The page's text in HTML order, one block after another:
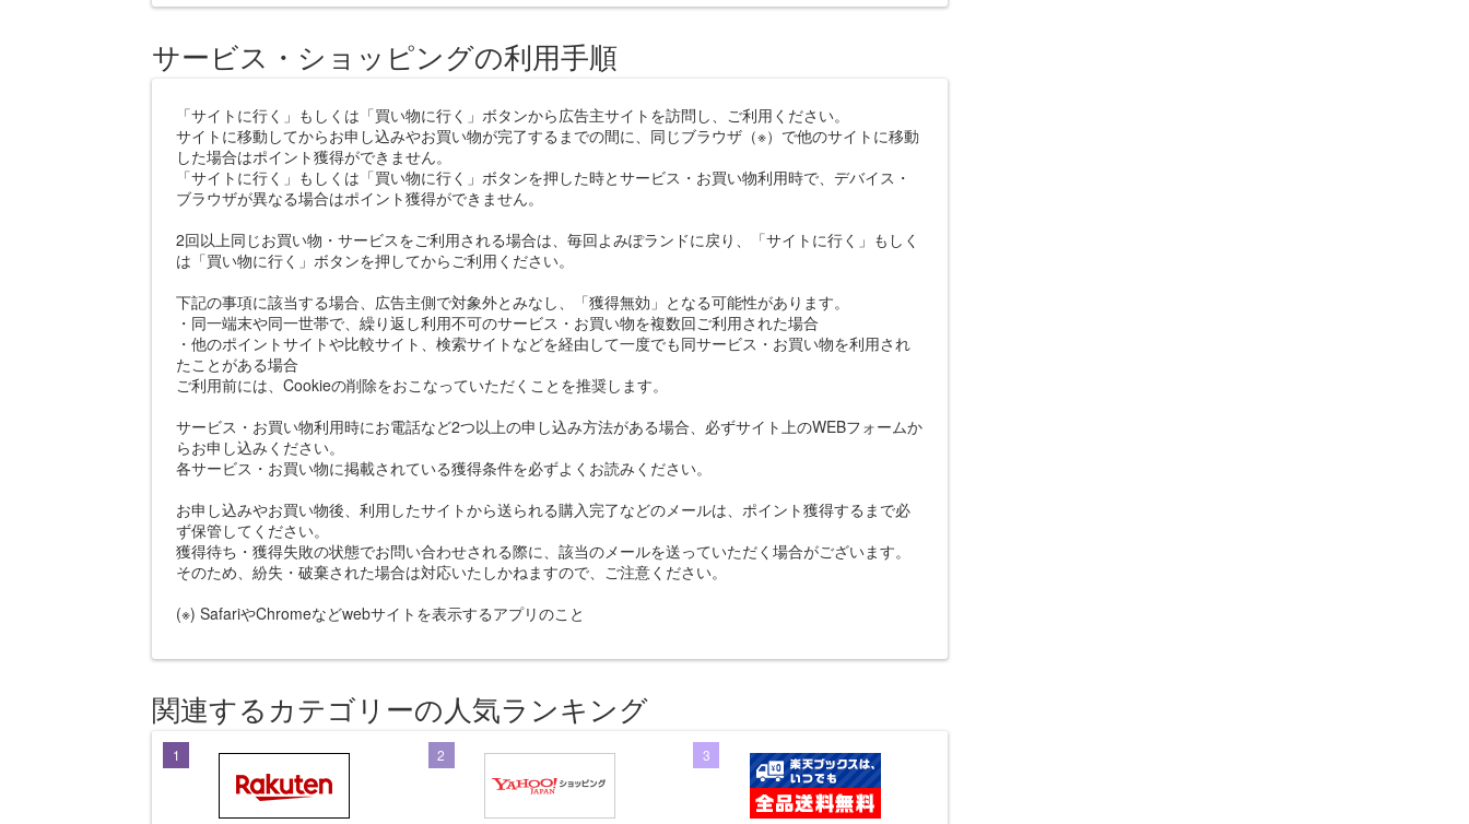
サービス・ショッピングの利用手順
「サイトに行く」もしくは「買い物に行く」ボタンから広告主サイトを訪問し、ご利用ください。
サイトに移動してからお申し込みやお買い物が完了するまでの間に、同じブラウザ（※）で他のサイトに移動
した場合はポイント獲得ができません。
「サイトに行く」もしくは「買い物に行く」ボタンを押した時とサービス・お買い物利用時で、デバイス・
ブラウザが異なる場合はポイント獲得ができません。
2回以上同じお買い物・サービスをご利用される場合は、毎回よみぽランドに戻り、「サイトに行く」もしく
は「買い物に行く」ボタンを押してからご利用ください。
下記の事項に該当する場合、広告主側で対象外とみなし、「獲得無効」となる可能性があります。
・同一端末や同一世帯で、繰り返し利用不可のサービス・お買い物を複数回ご利用された場合
・他のポイントサイトや比較サイト、検索サイトなどを経由して一度でも同サービス・お買い物を利用され
たことがある場合
ご利用前には、Cookieの削除をおこなっていただくことを推奨します。
サービス・お買い物利用時にお電話など2つ以上の申し込み方法がある場合、必ずサイト上のWEBフォームか
らお申し込みください。
各サービス・お買い物に掲載されている獲得条件を必ずよくお読みください。
お申し込みやお買い物後、利用したサイトから送られる購入完了などのメールは、ポイント獲得するまで必
ず保管してください。
獲得待ち・獲得失敗の状態でお問い合わせされる際に、該当のメールを送っていただく場合がございます。
そのため、紛失・破棄された場合は対応いたしかねますので、ご注意ください。
(※) SafariやChromeなどwebサイトを表示するアプリのこと
関連するカテゴリーの人気ランキング
1 2 3